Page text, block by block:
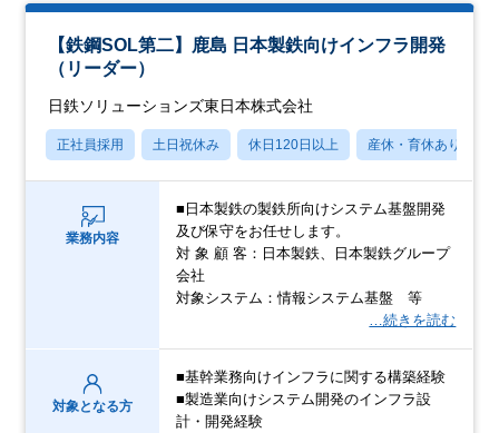
【鉄鋼SOL第二】鹿島 日本製鉄向けインフラ開発
（リーダー）
日鉄ソリューションズ東日本株式会社
正社員採用 土日祝休み 休日120日以上 産休・育休あり
業務内容
■日本製鉄の製鉄所向けシステム基盤開発
及び保守をお任せします。
対 象 顧 客：日本製鉄、日本製鉄グループ
会社
対象システム：情報システム基盤 等
…続きを読む
対象となる方
■基幹業務向けインフラに関する構築経験
■製造業向けシステム開発のインフラ設
計・開発経験